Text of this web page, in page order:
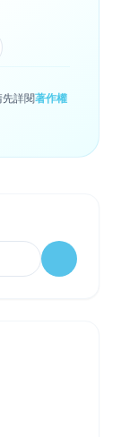
詳閱著作權